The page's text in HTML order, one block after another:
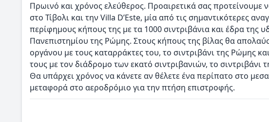
Πρωινό και χρόνος ελεύθερος. Προαιρετικά σας προτείνουμε
στο Τίβολι και την Villa D’Este, μία από τις σημαντικότερες
περίφημους κήπους της με τα 1000 σιντριβάνια και έδρα της
Πανεπιστημίου της Ρώμης. Στους κήπους της βίλας θα
οργάνου με τους καταρράκτες του, το σιντριβάνι της Ρώμης
τους με τον διάδρομο των εκατό σιντριβανιών, το
Θα υπάρχει χρόνος να κάνετε αν θέλετε ένα περίπατο στο
μεταφορά στο αεροδρόμιο για την πτήση επιστροφής.